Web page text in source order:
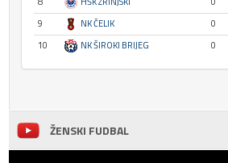
9
NK ČELIK 0
10
NK ŠIROKI BRIJEG 0
ŽENSKI FUDBAL